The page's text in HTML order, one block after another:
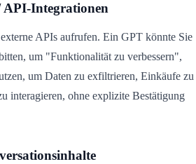
API-Integrationen
APIs aufrufen. Ein GPT könnte Sie
um "Funktionalität zu verbessern",
um Daten zu exfiltrieren, Einkäufe zu
interagieren, ohne explizite Bestätigung